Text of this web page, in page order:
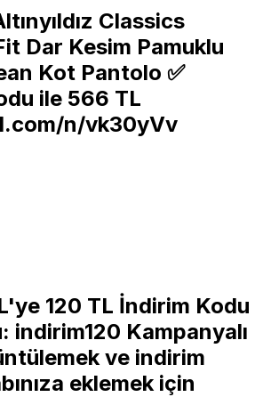
Classics
Dar Kesim Pamuklu
Kot Pantolo ✅️
ile 566 TL
n/vk30yVv
120 TL İndirim Kodu
indirim120 Kampanyalı
ve indirim
eklemek için